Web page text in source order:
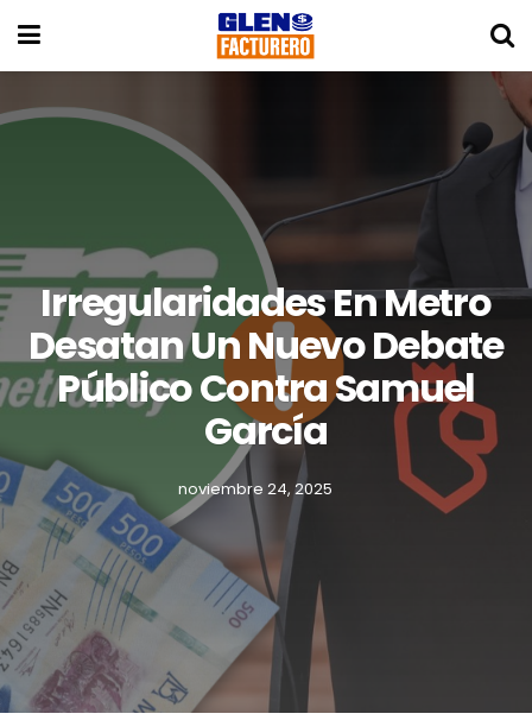
Irregularidades En Metro
Desatan Un Nuevo Debate
Público Contra Samuel
García
noviembre 24, 2025